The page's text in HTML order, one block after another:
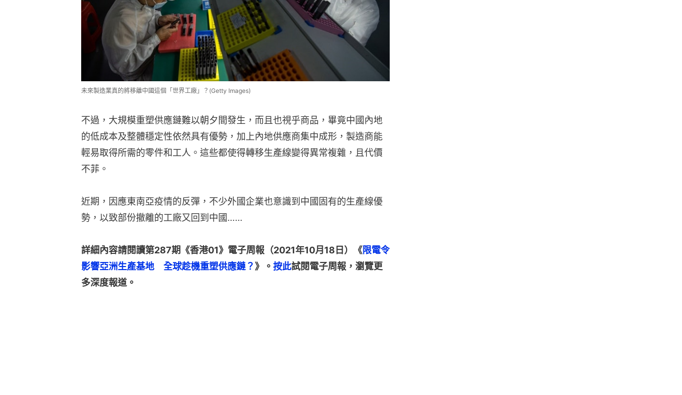
未來製造業真的將移離中國這個「世界工廠」？(Getty Images)
不過，大規模重塑供應鏈難以朝夕間發生，而且也視乎商品，畢竟中國內地
的低成本及整體穩定性依然具有優勢，加上內地供應商集中成形，製造商能
輕易取得所需的零件和工人。這些都使得轉移生產線變得異常複雜，且代價
不菲。
近期，因應東南亞疫情的反彈，不少外國企業也意識到中國固有的生產線優
勢，以致部份撤離的工廠又回到中國……
詳細內容請閱讀第287期《香港01》電子周報（2021年10月18日）《限電令
影響亞洲生產基地　全球趁機重塑供應鏈？》。 按此試閱電子周報，瀏覽更
多深度報道。